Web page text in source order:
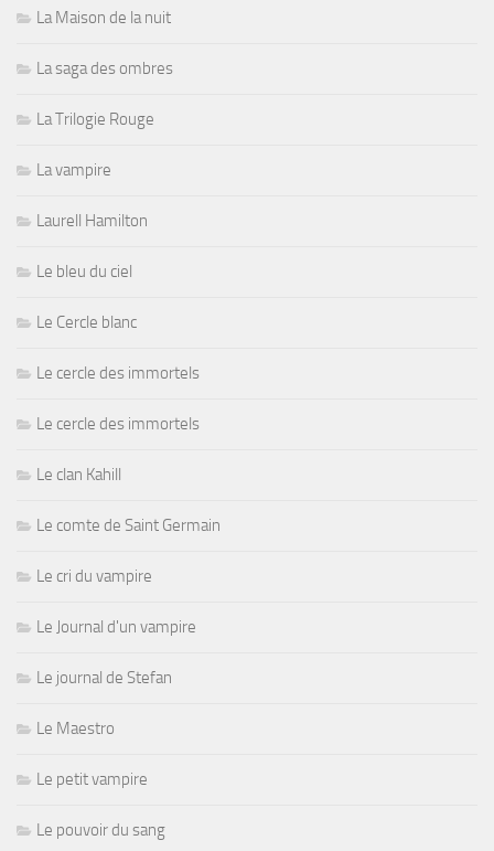
La Maison de la nuit
La saga des ombres
La Trilogie Rouge
La vampire
Laurell Hamilton
Le bleu du ciel
Le Cercle blanc
Le cercle des immortels
Le cercle des immortels
Le clan Kahill
Le comte de Saint Germain
Le cri du vampire
Le Journal d'un vampire
Le journal de Stefan
Le Maestro
Le petit vampire
Le pouvoir du sang